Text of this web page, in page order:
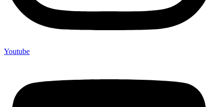
Youtube